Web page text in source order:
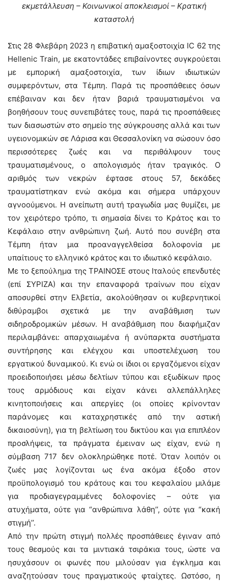
εκμετάλλευση – Κοινωνικοί αποκλεισμοί – Κρατική
καταστολή
Στις 28 Φλεβάρη 2023 η επιβατική αμαξοστοιχία ΙC 62 της
Hellenic Train, με εκατοντάδες επιβαίνοντες συγκρούεται
με εμπορική αμαξοστοιχία, των ίδιων ιδιωτικών
συμφερόντων, στα Τέμπη. Παρά τις προσπάθειες όσων
επέβαιναν και δεν ήταν βαριά τραυματισμένοι να
βοηθήσουν τους συνεπιβάτες τους, παρά τις προσπάθειες
των διασωστών στο σημείο της σύγκρουσης αλλά και των
υγειονομικών σε Λάρισα και Θεσσαλονίκη να σώσουν όσο
περισσότερες ζωές και να περιθάλψουν τους
τραυματισμένους, ο απολογισμός ήταν τραγικός. Ο
αριθμός των νεκρών έφτασε στους 57, δεκάδες
τραυματίστηκαν ενώ ακόμα και σήμερα υπάρχουν
αγνοούμενοι. Η ανείπωτη αυτή τραγωδία μας θυμίζει, με
τον χειρότερο τρόπο, τι σημασία δίνει το Κράτος και το
Κεφάλαιο στην ανθρώπινη ζωή. Αυτό που συνέβη στα
Τέμπη ήταν μια προαναγγελθείσα δολοφονία με
υπαίτιους το ελληνικό κράτος και το ιδιωτικό κεφάλαιο.
Με το ξεπούλημα της ΤΡΑΙΝΟΣΕ στους Ιταλούς επενδυτές
(επί ΣΥΡΙΖΑ) και την επαναφορά τραίνων που είχαν
αποσυρθεί στην Ελβετία, ακολούθησαν οι κυβερνητικοί
διθύραμβοι σχετικά με την αναβάθμιση των
σιδηροδρομικών μέσων. Η αναβάθμιση που διαφήμιζαν
περιλαμβάνει: απαρχαιωμένα ή ανύπαρκτα συστήματα
συντήρησης και ελέγχου και υποστελέχωση του
εργατικού δυναμικού. Κι ενώ οι ίδιοι οι εργαζόμενοι είχαν
προειδοποιήσει μέσω δελτίων τύπου και εξωδίκων προς
τους αρμόδιους και είχαν κάνει αλλεπάλληλες
κινητοποιήσεις και απεργίες (οι οποίες κρίνονταν
παράνομες και καταχρηστικές από την αστική
δικαιοσύνη), για τη βελτίωση του δικτύου και για επιπλέον
προσλήψεις, τα πράγματα έμειναν ως είχαν, ενώ η
σύμβαση 717 δεν ολοκληρώθηκε ποτέ. Όταν λοιπόν οι
ζωές μας λογίζονται ως ένα ακόμα έξοδο στον
προϋπολογισμό του κράτους και του κεφαλαίου μιλάμε
για προδιαγεγραμμένες δολοφονίες – ούτε για
ατυχήματα, ούτε για “ανθρώπινα λάθη’’, ούτε για “κακή
στιγμή’’.
Από την πρώτη στιγμή πολλές προσπάθειες έγιναν από
τους θεσμούς και τα μιντιακά τσιράκια τους, ώστε να
ησυχάσουν οι φωνές που μιλούσαν για έγκλημα και
αναζητούσαν τους πραγματικούς φταίχτες. Ωστόσο, η